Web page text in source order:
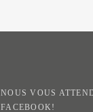
NOUS VOUS
FACEBOOK!